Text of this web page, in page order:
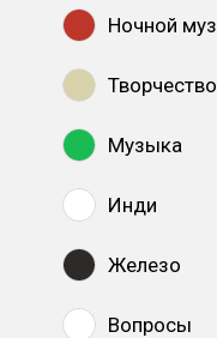
Творчество
Музыка
Инди
Железо
Вопросы